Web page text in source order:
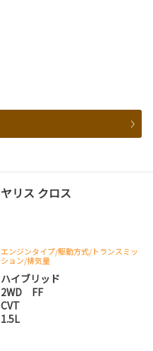
ヤリス クロス
エンジンタイプ/駆動方式/トランスミッ
ション/排気量
ハイブリッド
2WD FF
CVT
1.5L